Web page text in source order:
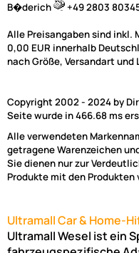
B�derich
+49 2803
Alle Preisangaben sind inkl.
0,00 EUR innerhalb
nach Größe, Versandart
Copyright 2002 - 2024 by
Seite wurde in 466.68 ms
Alle verwendeten
getragene Warenzeichen
Sie dienen nur zur
Produkte mit den
Ultramall Car & Home-
Ultramall Wesel ist ein